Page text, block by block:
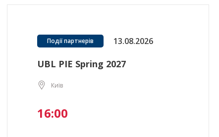
Події партнерів 13.08.2026
UBL PIE Spring 2027
Київ
16:00